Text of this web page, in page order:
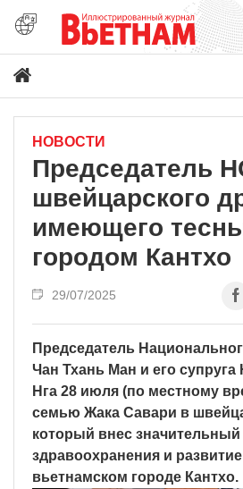
НОВОСТИ
Председатель
швейцарского
имеющего
городом Кантхо
29/07/2025
Председатель
Чан Тхань Ман и его супруга
Нга 28 июля (по местному
семью Жака Савари в
который внес значительный
здравоохранения и
вьетнамском городе Кантхо.